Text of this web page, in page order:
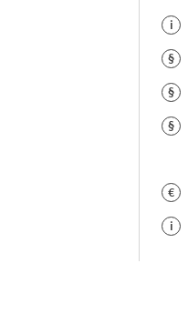
i
§
§
§
€
i